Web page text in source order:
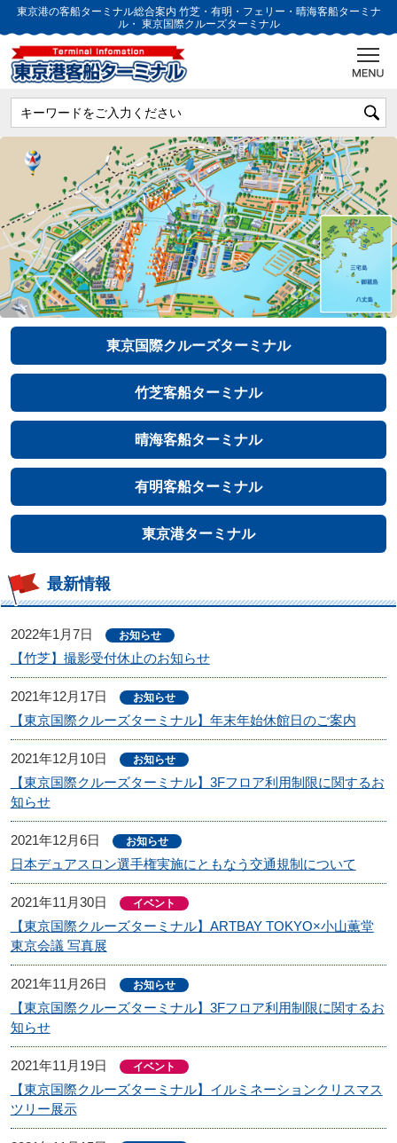
東京港の客船ターミナル総合案内 竹芝・有明・フェリー・晴海客船ターミナ
ル・ 東京国際クルーズターミナル
東京国際クルーズターミナル
竹芝客船ターミナル
晴海客船ターミナル
有明客船ターミナル
東京港ターミナル
最新情報
2022年1月7日 お知らせ
【竹芝】撮影受付休止のお知らせ
2021年12月17日 お知らせ
【東京国際クルーズターミナル】年末年始休館日のご案内
2021年12月10日 お知らせ
【東京国際クルーズターミナル】3Fフロア利用制限に関するお
知らせ
2021年12月6日 お知らせ
日本デュアスロン選手権実施にともなう交通規制について
2021年11月30日 イベント
【東京国際クルーズターミナル】ARTBAY TOKYO×小山薫堂
東京会議 写真展
2021年11月26日 お知らせ
【東京国際クルーズターミナル】3Fフロア利用制限に関するお
知らせ
2021年11月19日 イベント
【東京国際クルーズターミナル】イルミネーションクリスマス
ツリー展示